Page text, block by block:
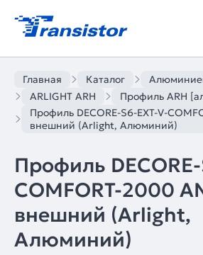
Главная Каталог
ARLIGHT ARH
Профиль ARH
Профиль DECORE-S6-EXT-V-
внешний (Arlight, Алюминий)
Профиль
COMFORT-2000
внешний (Arlight,
Алюминий)